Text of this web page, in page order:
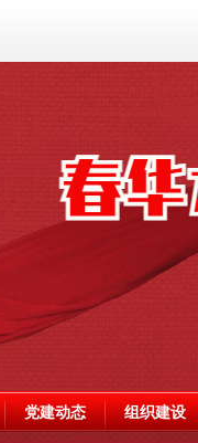
党建动态 组织建设